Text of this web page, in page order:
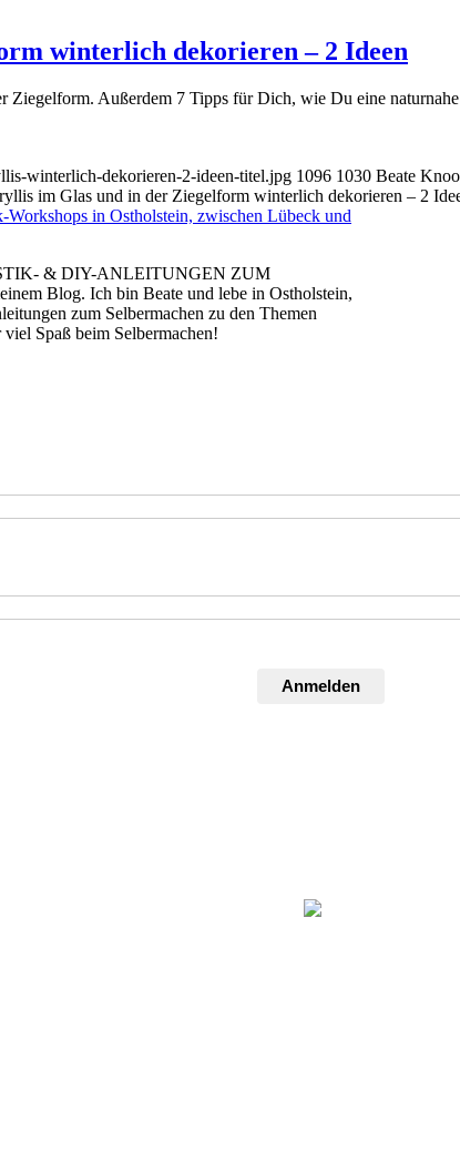
winterlich dekorieren – 2 Ideen
Außerdem 7 Tipps für Dich, wie Du eine
winterlich-dekorieren-2-ideen-titel.jpg 1096 1030 Beate
im Glas und in der Ziegelform winterlich dekorieren – 2
& DIY-ANLEITUNGEN ZUM
Blog. Ich bin Beate und lebe in Ostholstein,
zum Selbermachen zu den Themen
Spaß beim Selbermachen!
Anmelden